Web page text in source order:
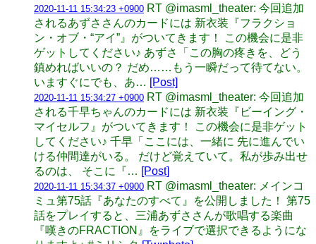
2020-11-11 15:34:23 +0900 RT @imasml_theater: 今回追加
されるあずささんのカードには 新衣装『フラクショ
ン・オブ・“アイ”』がついてきます！ この機会に是非
ゲットしてください♪ あずさ「この胸の疼きを、どう
鎮めればいいの？ だめ……もう一瞬だって待てない。
いますぐにでも、あ… [Post]
2020-11-11 15:34:27 +0900 RT @imasml_theater: 今回追加
される千早ちゃんのカードには 新衣装『ビーイング・
マイセルフ』がついてきます！ この機会に是非ゲット
してください♪ 千早「ここには、一緒に 先に進んでい
ける仲間達がいる。 だけど覚えていて。私が歩み出せ
るのは、 そこに『… [Post]
2020-11-11 15:34:37 +0900 RT @imasml_theater: メインコ
ミュ第75話『あなたのすべて』を公開しました！ 第75
話をプレイすると、三浦あずささんが歌唱する楽曲
『嘆きのFRACTION』をライブで選択できるようにな